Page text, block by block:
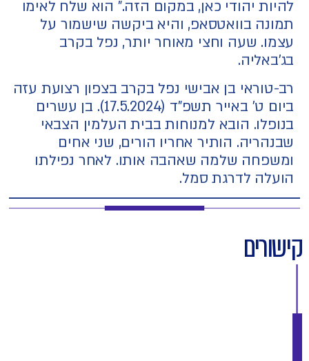
להיות יהודי כאן, במקום הזה." הוא שלח לאימו
תמונה בוואטסאפ, והיא ביקשה שישמור על
עצמו. שעה וחצי מאוחר יותר, נפל בקרב
בג'באליה.
רב-טוראי בן אבישי נפל בקרב בצפון רצועת עזה
ביום ט' באייר תשפ"ד (17.5.2024). בן עשרים
בנופלו. הובא למנוחות בבית העלמין הצבאי
שבנהריה. הותיר אחריו הורים, שני אחים
ומשפחה שלמה שאהבה אותו. לאחר נפילתו
הועלה לדרגת סמל.
קישורים